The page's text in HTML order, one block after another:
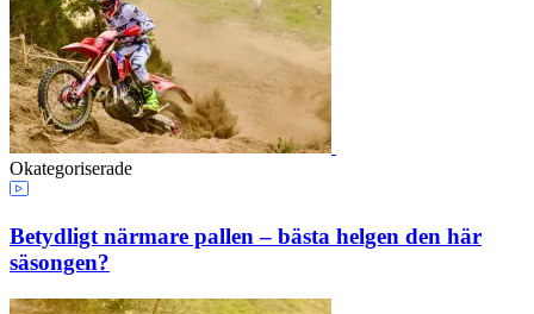
Okategoriserade
Betydligt närmare pallen – bästa helgen den här
säsongen?